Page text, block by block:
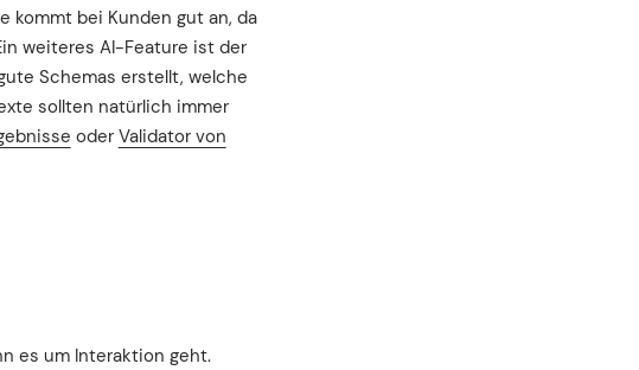
kommt bei Kunden gut an, da
weiteres AI-Feature ist der
Schemas erstellt, welche
sollten natürlich immer
oder Validator von
es um Interaktion geht.